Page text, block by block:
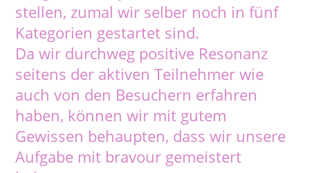
stellen, zumal wir selber noch in fünf
Kategorien gestartet sind.
Da wir durchweg positive Resonanz
seitens der aktiven Teilnehmer wie
auch von den Besuchern erfahren
haben, können wir mit gutem
Gewissen behaupten, dass wir unsere
Aufgabe mit bravour gemeistert